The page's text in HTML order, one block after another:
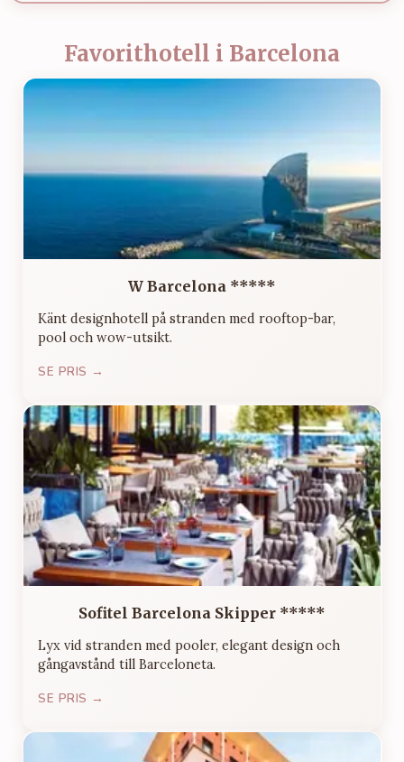
Favorithotell i Barcelona
W Barcelona *****
Känt designhotell på stranden med rooftop-bar,
pool och wow-utsikt.
SE PRIS →
Sofitel Barcelona Skipper *****
Lyx vid stranden med pooler, elegant design och
gångavstånd till Barceloneta.
SE PRIS →